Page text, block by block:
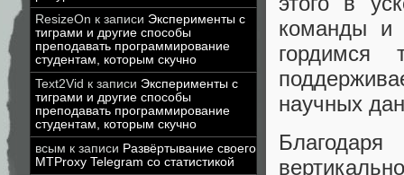
ResizeOn к записи Эксперименты с
тиграми и другие способы
преподавать программирование
студентам, которым скучно
Text2Vid к записи Эксперименты с
тиграми и другие способы
преподавать программирование
студентам, которым скучно
всым к записи Развёртывание своего
MTProxy Telegram со статистикой
команды и
научных